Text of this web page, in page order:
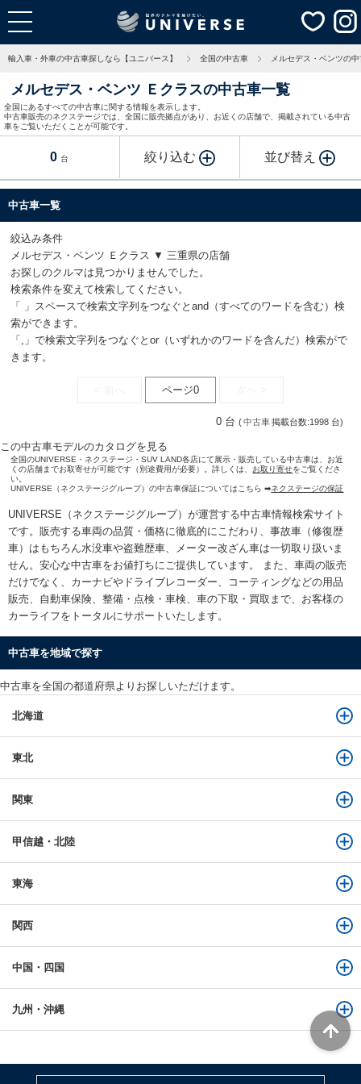
輸入車・外車の中古車探しなら【ユニバース】 全国の中古車 メルセデス・ベンツの
メルセデス・ベンツ Ｅクラスの中古車一覧
全国にあるすべての中古車に関する情報を表示します。
中古車販売のネクステージでは、全国に販売拠点があり、お近くの店舗で、掲載されている中古
車をご覧いただくことが可能です。
0 台 絞り込む 並び替え
中古車一覧
絞込み条件
メルセデス・ベンツ Ｅクラス ▼ 三重県の店舗
お探しのクルマは見つかりませんでした。
検索条件を変えて検索してください。
「 」スペースで検索文字列をつなぐとand（すべてのワードを含む）検
索ができます。
「,」で検索文字列をつなぐとor（いずれかのワードを含んだ）検索がで
きます。
ページ0
0 台 (中古車掲載台数:1998 台)
この中古車モデルのカタログを見る
全国のUNIVERSE・ネクステージ・SUV LAND各店にて展示・販売している中古車は、お近
くの店舗までお取寄せが可能です（別途費用が必要）。詳しくは、 お取り寄せをご覧くださ
い。
UNIVERSE（ネクステージグループ）の中古車保証についてはこちら ➡ネクステージの保証
UNIVERSE（ネクステージグループ）が運営する中古車情報検索サイト
です。販売する車両の品質・価格に徹底的にこだわり、事故車（修復歴
車）はもちろん水没車や盗難歴車、メーター改ざん車は一切取り扱いま
せん。安心な中古車をお値打ちにご提供しています。 また、車両の販売
だけでなく、カーナビやドライブレコーダー、コーティングなどの用品
販売、自動車保険、整備・点検・車検、車の下取・買取まで、お客様の
カーライフをトータルにサポートいたします。
中古車を地域で探す
中古車を全国の都道府県よりお探しいただけます。
北海道
東北
関東
甲信越・北陸
東海
関西
中国・四国
九州・沖縄